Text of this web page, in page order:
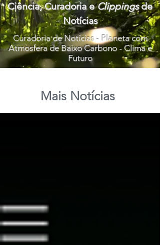
Ciência, Curadoria eClippingsde
Notícias
Curadoria de Notícias - Planeta com
Atmosfera de Baixo Carbono - Clima e
Futuro
Mais Notícias